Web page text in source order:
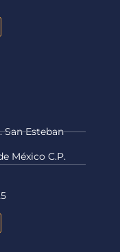
San Esteban
México C.P.